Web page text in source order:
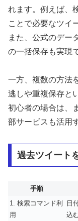
れます。例えば、
ことで必要なツイ
また、公式のデー
の一括保存も実現
一方、複数の方法
逃しや重複保存と
初心者の場合は、
部サービスも活用
過去ツイート
手順
1. 検索コマンド利
用
日
込